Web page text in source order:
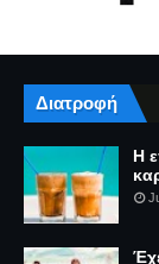
Διατροφή
Η